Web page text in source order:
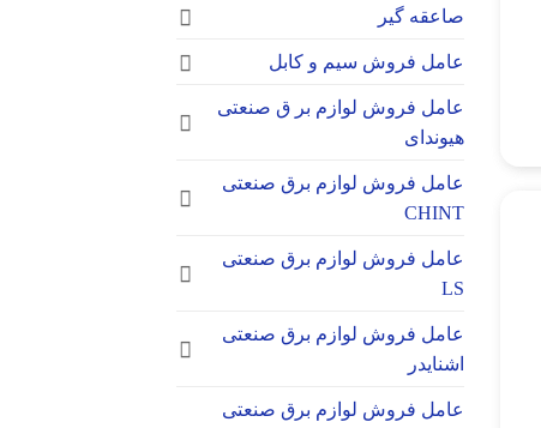
صاعقه گیر
عامل فروش سیم و کابل
عامل فروش لوازم بر ق صنعتی
هیوندای
عامل فروش لوازم برق صنعتی
CHINT
عامل فروش لوازم برق صنعتی
LS
عامل فروش لوازم برق صنعتی
اشنایدر
عامل فروش لوازم برق صنعتی